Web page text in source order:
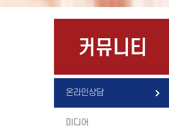
온라인상담
미디어